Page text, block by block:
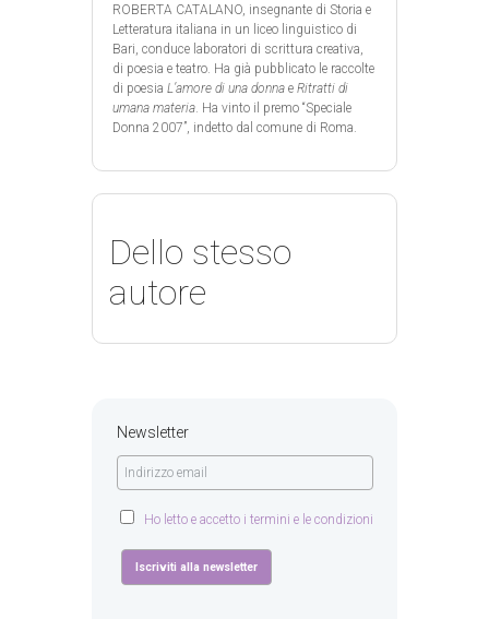
ROBERTA CATALANO, insegnante di Storia e
Letteratura italiana in un liceo linguistico di
Bari, conduce laboratori di scrittura creativa,
di poesia e teatro. Ha già pubblicato le raccolte
di poesia L’amore di una donna e Ritratti di
umana materia . Ha vinto il premo “Speciale
Donna 2007”, indetto dal comune di Roma.
Dello stesso
autore
Newsletter
Ho letto e accetto i termini e le condizioni